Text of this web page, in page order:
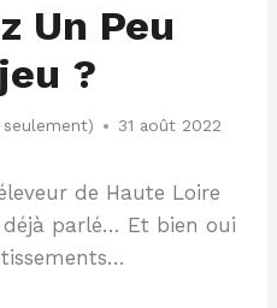
Un Peu
?
31 août 2022
de Haute Loire
parlé… Et bien oui